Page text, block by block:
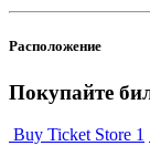
Расположение
Покупайте
Buy Ticket Store 1